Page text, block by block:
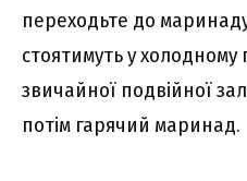
переходьте до
стоятимуть у холодному
звичайної подвійної
потім гарячий маринад.